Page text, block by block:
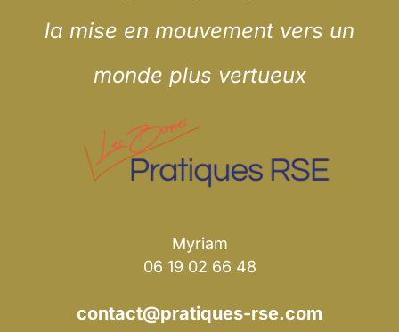
la mise en mouvement vers un
monde plus vertueux
Myriam
06 19 02 66 48
contact@pratiques-rse.com